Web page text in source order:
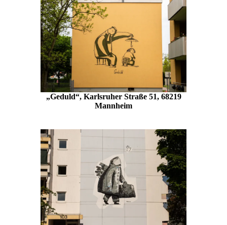
„Geduld“, Karlsruher Straße 51, 68219
Mannheim